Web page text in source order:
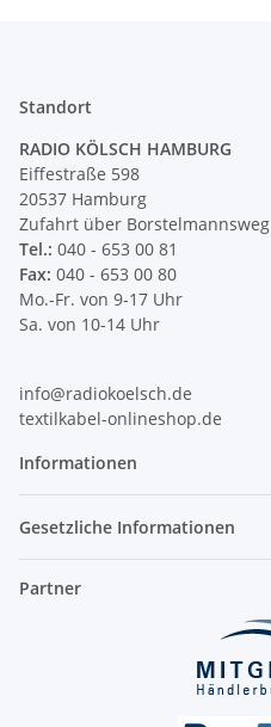
Standort
RADIO KÖLSCH HAMBURG
Eiffestraße 598
20537 Hamburg
Zufahrt über Borstelmannsweg
Tel.: 040 - 653 00 81
Fax: 040 - 653 00 80
Mo.-Fr. von 9-17 Uhr
Sa. von 10-14 Uhr
info@radiokoelsch.de
textilkabel-onlineshop.de
Informationen
Gesetzliche Informationen
Partner